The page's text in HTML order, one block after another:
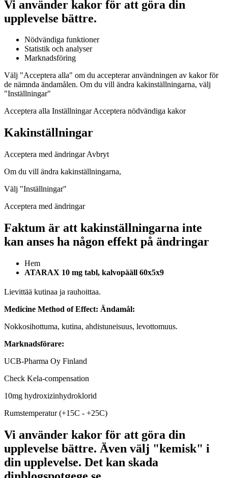
Vi använder kakor för att göra din
upplevelse bättre.
Nödvändiga funktioner
Statistik och analyser
Marknadsföring
Välj "Acceptera alla" om du accepterar användningen av kakor för
de nämnda ändamålen. Om du vill ändra kakinställningarna, välj
"Inställningar"
Acceptera alla Inställningar Acceptera nödvändiga kakor
Kakinställningar
Acceptera med ändringar Avbryt
Om du vill ändra kakinställningarna,
Välj "Inställningar"
Acceptera med ändringar
Faktum är att kakinställningarna inte
kan anses ha någon effekt på ändringar
Hem
ATARAX 10 mg tabl, kalvopääll 60x5x9
Lievittää kutinaa ja rauhoittaa.
Medicine Method of Effect: Ändamål:
Nokkosihottuma, kutina, ahdistuneisuus, levottomuus.
Marknadsförare:
UCB-Pharma Oy Finland
Check Kela-compensation
10mg hydroxizinhydroklorid
Rumstemperatur (+15C - +25C)
Vi använder kakor för att göra din
upplevelse bättre. Även välj "kemisk" i
din upplevelse. Det kan skada